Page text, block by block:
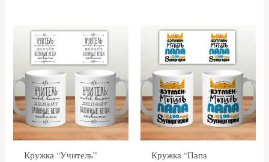
Кружка “Учитель”
Price
range:
6.99€
through
7.99€
Кружка “Папа
Price
range:
6.99€
through
7.99€